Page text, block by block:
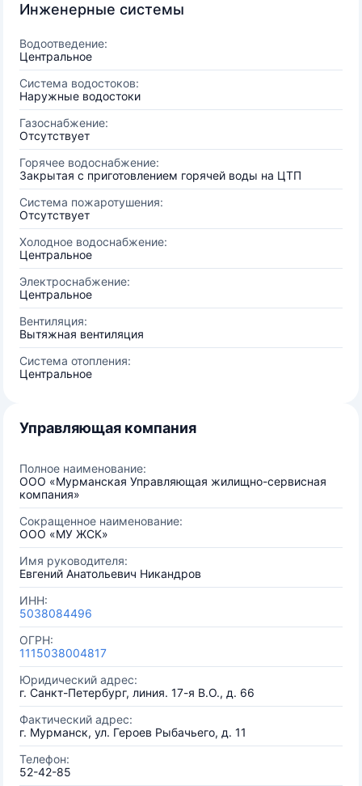
Инженерные системы
Водоотведение:
Центральное
Система водостоков:
Наружные водостоки
Газоснабжение:
Отсутствует
Горячее водоснабжение:
Закрытая с приготовлением горячей воды на ЦТП
Система пожаротушения:
Отсутствует
Холодное водоснабжение:
Центральное
Электроснабжение:
Центральное
Вентиляция:
Вытяжная вентиляция
Система отопления:
Центральное
Управляющая компания
Полное наименование:
ООО «Мурманская Управляющая жилищно-сервисная
компания»
Сокращенное наименование:
ООО «МУ ЖСК»
Имя руководителя:
Евгений Анатольевич Никандров
ИНН:
5038084496
ОГРН:
1115038004817
Юридический адрес:
г. Санкт-Петербург, линия. 17-я В.О., д. 66
Фактический адрес:
г. Мурманск, ул. Героев Рыбачьего, д. 11
Телефон:
52-42-85